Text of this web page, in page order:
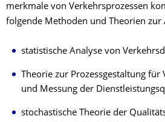
merk­male von Ver­kehrs­pro­zes­sen
folgende Methoden und Theo­rien zur
statistische Analyse von
Theorie zur Prozess­gestaltung
und Messung der
stochastische Theorie der